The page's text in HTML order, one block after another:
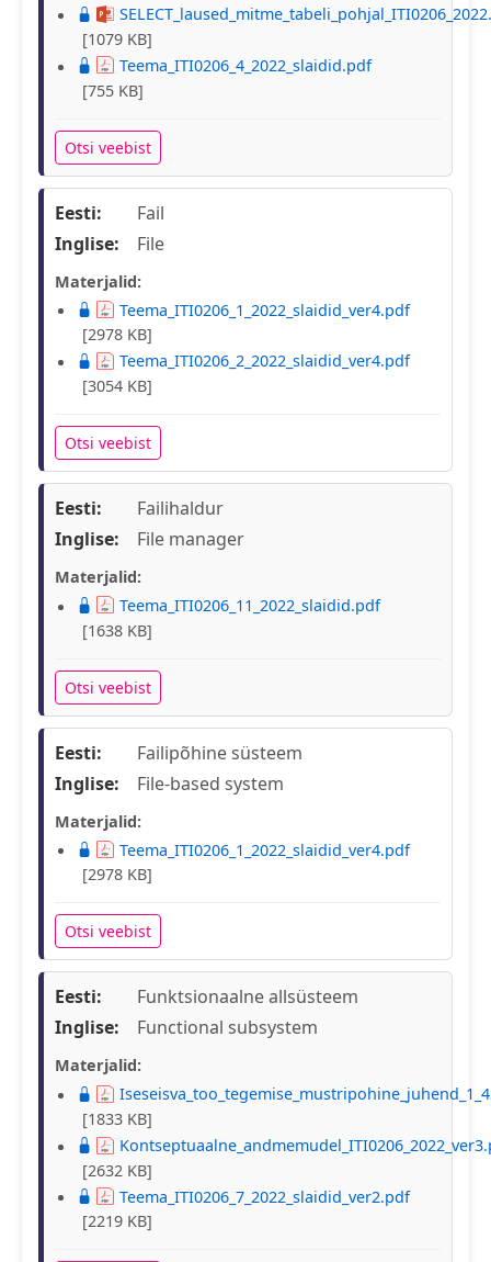
[1079 KB]
Teema_ITI0206_4_2022_slaidid.pdf
[755 KB]
Otsi veebist
Eesti:
Fail
Inglise:
File
Materjalid:
Teema_ITI0206_1_2022_slaidid_ver4.pdf
[2978 KB]
Teema_ITI0206_2_2022_slaidid_ver4.pdf
[3054 KB]
Otsi veebist
Eesti:
Failihaldur
Inglise:
File manager
Materjalid:
Teema_ITI0206_11_2022_slaidid.pdf
[1638 KB]
Otsi veebist
Eesti:
Failipõhine süsteem
Inglise:
File-based system
Materjalid:
Teema_ITI0206_1_2022_slaidid_ver4.pdf
[2978 KB]
Otsi veebist
Eesti:
Funktsionaalne allsüsteem
Inglise:
Functional subsystem
Materjalid:
[1833 KB]
[2632 KB]
Teema_ITI0206_7_2022_slaidid_ver2.pdf
[2219 KB]